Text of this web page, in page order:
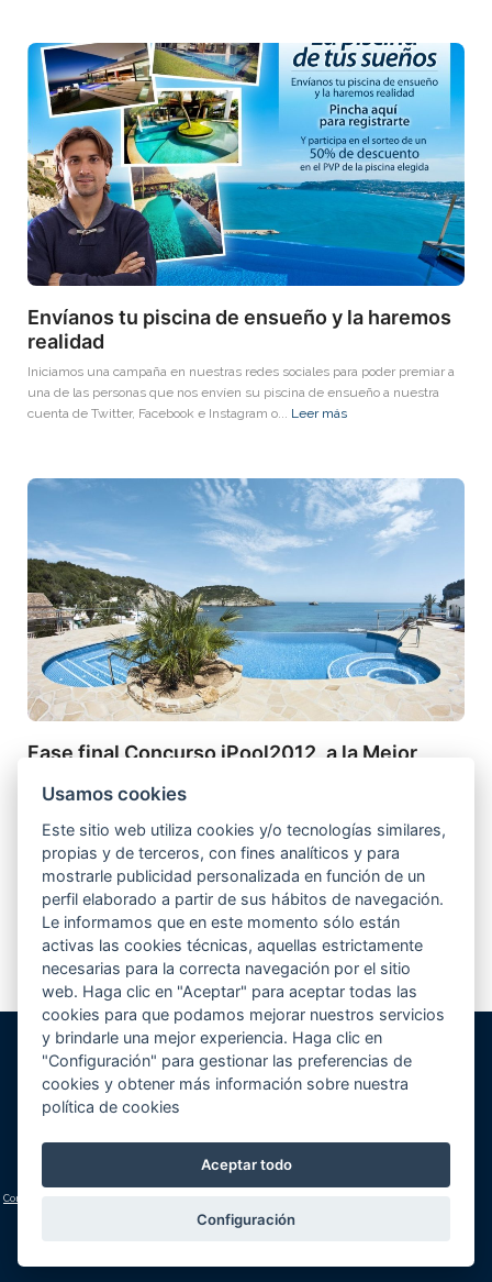
Envíanos tu piscina de ensueño y la haremos
realidad
Iniciamos una campaña en nuestras redes sociales para poder premiar a
una de las personas que nos envíen su piscina de ensueño a nuestra
cuenta de Twitter, Facebook e Instagram o... Leer más
Fase final Concurso iPool2012, a la Mejor
Desde hace unos meses, estamos participando en el concurso que elige
la mejor piscina de europa según la revista Eurospapoolsnews. Se
presentaban hasta un total de 5 piscinas por empresa...Leer más
1 2 3 4 >
Gunitec Pool Spa, s.l.
José Luis Borges, s/n - Apd. 477
03730 Jávea/Xàbia (Alicante)
Teléfono:+34 965 790 546
lucas@gunitec.com
Condiciones generales
Usamos cookies
Este sitio web utiliza cookies y/o tecnologías similares,
propias y de terceros, con fines analíticos y para
mostrarle publicidad personalizada en función de un
perfil elaborado a partir de sus hábitos de navegación.
Le informamos que en este momento sólo están
activas las cookies técnicas, aquellas estrictamente
necesarias para la correcta navegación por el sitio
web. Haga clic en "Aceptar" para aceptar todas las
cookies para que podamos mejorar nuestros servicios
y brindarle una mejor experiencia. Haga clic en
"Configuración" para gestionar las preferencias de
cookies y obtener más información sobre nuestra
política de cookies
Aceptar todo
Configuración